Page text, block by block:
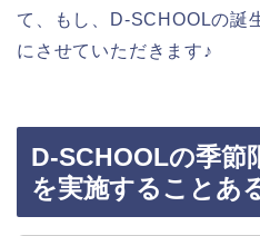
て、もし、D-SCHOOLの誕
にさせていただきます♪
D-SCHOOLの季節
を実施することあ